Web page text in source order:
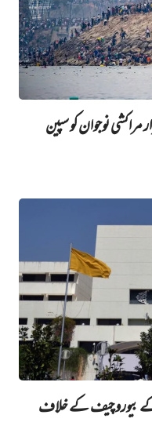
کی ویڈیوز نے 60 ہزار مراکشی نوجوان کو سپین
کے بیورو چیف کے خلاف